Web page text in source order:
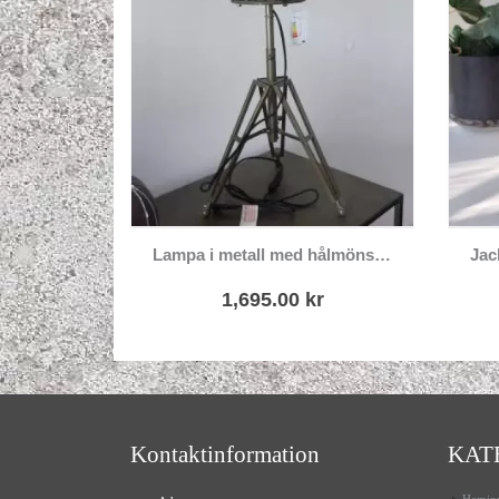
Lampa i metall med hålmönster
1,695.00 kr
Kontaktinformation